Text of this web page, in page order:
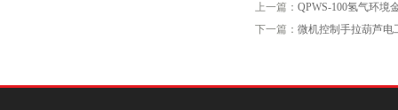
上一篇： QPWS-100氢气环境
下一篇： 微机控制手拉葫芦电